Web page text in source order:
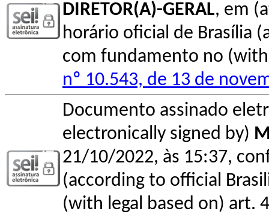
DIRETOR(A)-GERAL, em
horário oficial de Brasília
com fundamento no
nº 10.543, de 13 de
Documento assinado
electronically signed by)
21/10/2022, às 15:37,
(according to official
(with legal based on) art.